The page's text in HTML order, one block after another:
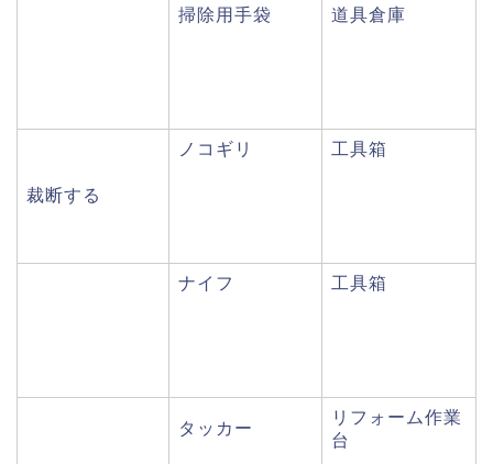
掃除用手袋 道具倉庫
裁断する
ノコギリ 工具箱
ナイフ 工具箱
タッカー
リフォーム作業
台